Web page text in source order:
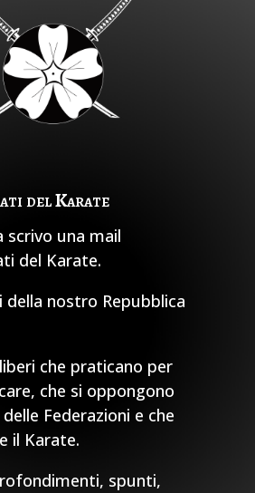
del Karate
scrivo una mail
del Karate.
della nostro Repubblica
che praticano per
che si oppongono
Federazioni e che
il Karate.
spunti,